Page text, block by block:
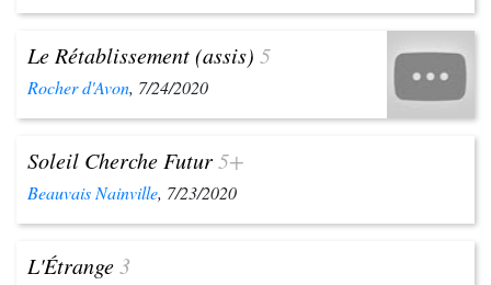
Le Rétablissement (assis) 5
Rocher d'Avon, 7/24/2020
Soleil Cherche Futur5+
Beauvais Nainville, 7/23/2020
L'Étrange3